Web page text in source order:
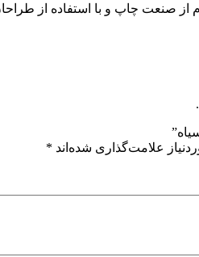
از صنعت چاپ و با استفاده از
علامت‌گذاری شده‌اند *